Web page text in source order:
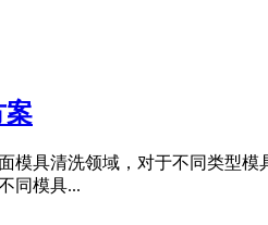
案
模具清洗领域，对于不同类型
同模具...